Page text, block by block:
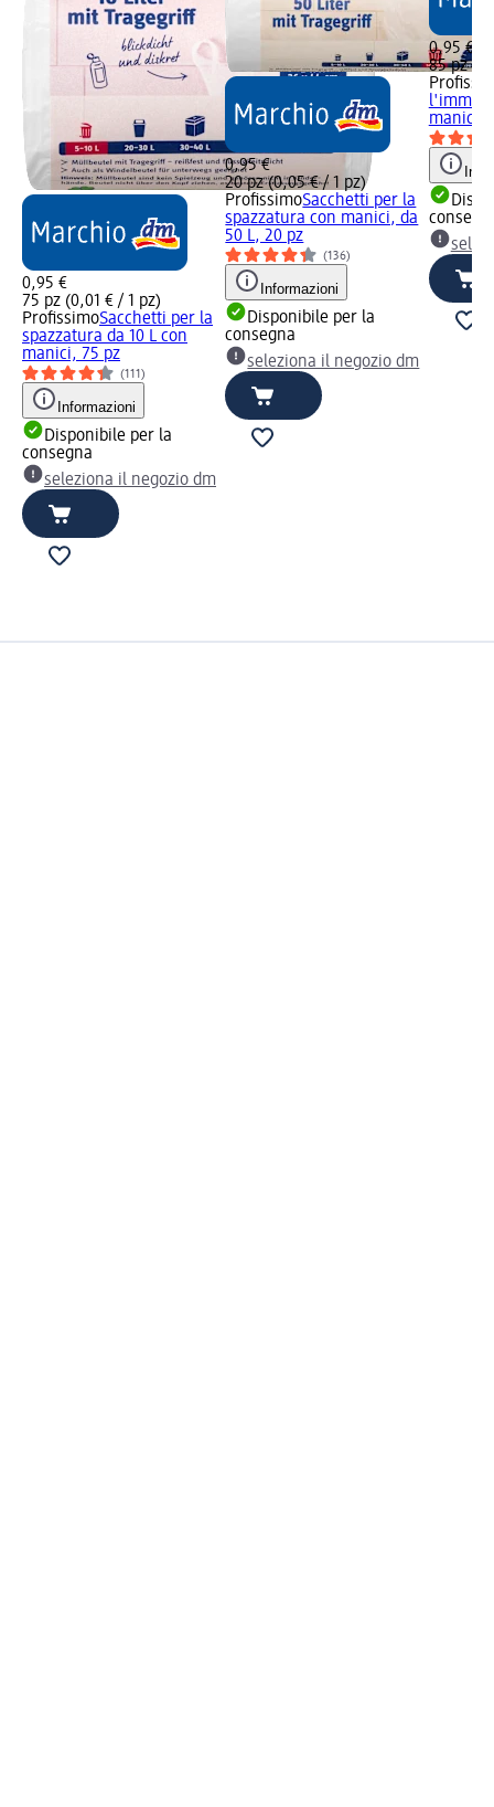
0,95 €
75 pz (0,01 € / 1 pz)
ProfissimoSacchetti per la
spazzatura da 10 L con
manici, 75 pz
(111)
Informazioni
Disponibile per la
consegna
seleziona il negozio dm
0,95 €
20 pz (0,05 € / 1 pz)
ProfissimoSacchetti per la
spazzatura con manici, da
50 L, 20 pz
(136)
Informazioni
Disponibile per la
consegna
seleziona il negozio dm
0,95 €
85 pz
manici,